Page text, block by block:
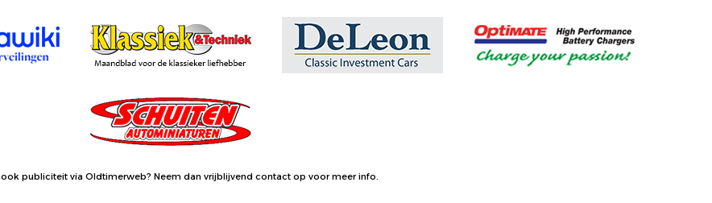
ook publiciteit via Oldtimerweb? Neem dan vrijblijvend contact op voor meer info.